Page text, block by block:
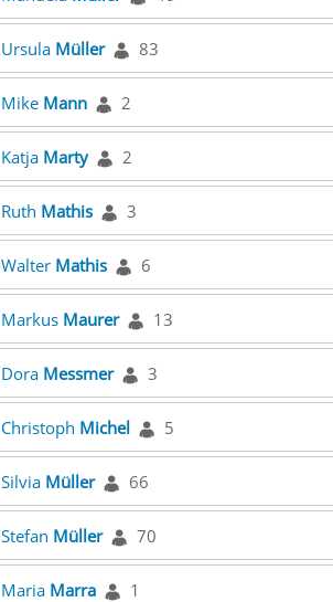
Ursula Müller 83
Mike Mann 2
Katja Marty 2
Ruth Mathis 3
Walter Mathis 6
Markus Maurer 13
Dora Messmer 3
Christoph Michel 5
Silvia Müller 66
Stefan Müller 70
Maria Marra 1